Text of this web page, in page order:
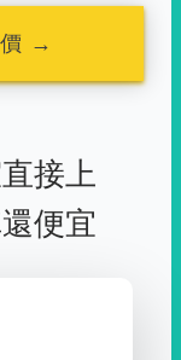
→
直接上
便宜